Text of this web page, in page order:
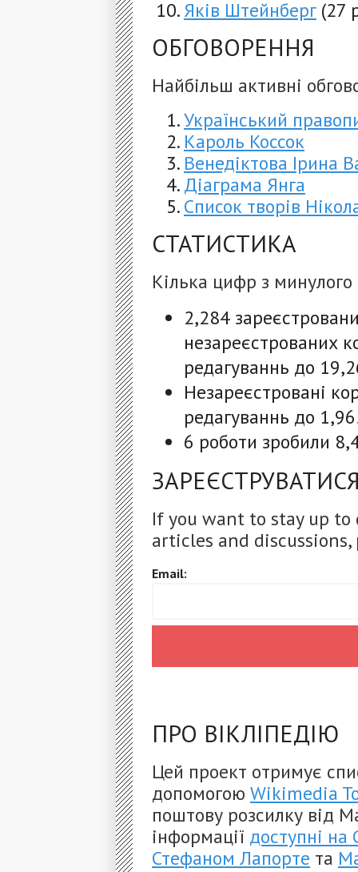
Яків Штейнберг (27
ОБГОВОРЕННЯ
Найбільш активні
Український
Кароль Коссок
Венедіктова Ірина
Діаграма Янга
Список творів
СТАТИСТИКА
Кілька цифр з
2,284
незареєстрованих
редагуваннь до
Незареєстровані
редагуваннь до
6 роботи зробили
If you want to stay up
articles and
Email:
ПРО ВІКЛІПЕДІЮ
Цей проект отримує
допомогою Wikimedia
поштову розсилку від
інформації доступні на
Стефаном Лапорте та